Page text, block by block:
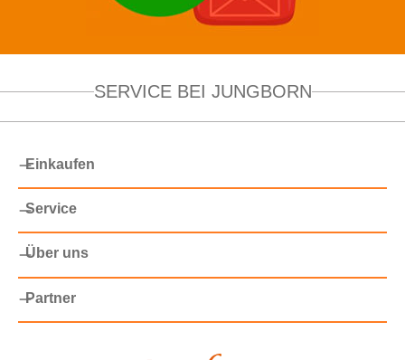
SERVICE BEI JUNGBORN
Einkaufen
Service
Über uns
Partner